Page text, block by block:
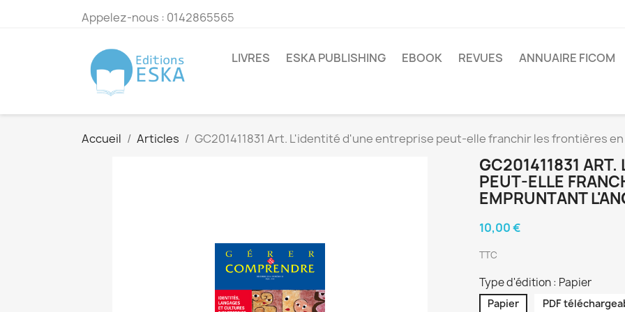
Appelez-nous : 0142865565
LIVRES ESKA PUBLISHING EBOOK REVUES ANNUAIRE FICOM
Accueil Articles GC201411831 Art. L'identité d'une entreprise peut-elle franchir les frontières
GC201411831 ART.
PEUT-ELLE
EMPRUNTANT
10,00 €
TTC
Type d'édition : Papier
Papier PDF